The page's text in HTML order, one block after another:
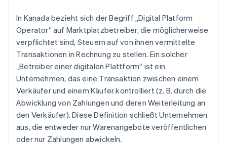
In Kanada bezieht sich der Begriff „Digital Platform
Operator“ auf Marktplatzbetreiber, die möglicherweise
verpflichtet sind, Steuern auf von ihnen vermittelte
Transaktionen in Rechnung zu stellen. Ein solcher
„Betreiber einer digitalen Plattform“ ist ein
Unternehmen, das eine Transaktion zwischen einem
Verkäufer und einem Käufer kontrolliert (z. B. durch die
Abwicklung von Zahlungen und deren Weiterleitung an
den Verkäufer). Diese Definition schließt Unternehmen
aus, die entweder nur Warenangebote veröffentlichen
oder nur Zahlungen abwickeln.